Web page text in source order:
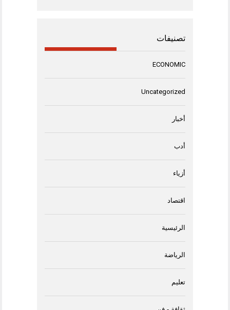
تصنيفات
ECONOMIC
Uncategorized
أخبار
أدب
أزياء
اقتصاد
الرئيسية
الرياضة
تعليم